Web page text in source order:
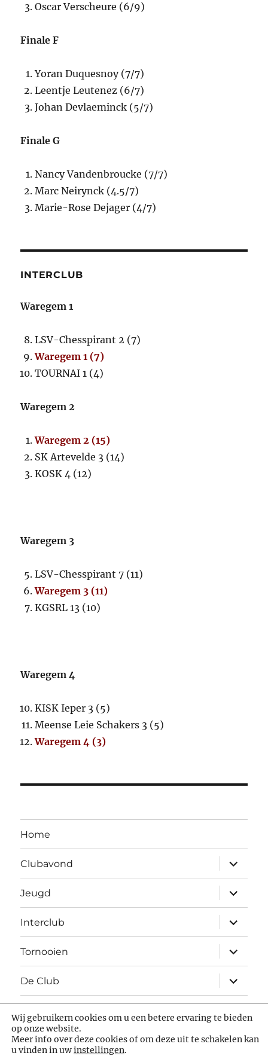
Oscar Verscheure (6/9)
Finale F
Yoran Duquesnoy (7/7)
Leentje Leutenez (6/7)
Johan Devlaeminck (5/7)
Finale G
Nancy Vandenbroucke (7/7)
Marc Neirynck (4.5/7)
Marie-Rose Dejager (4/7)
INTERCLUB
Waregem 1
LSV-Chesspirant 2 (7)
Waregem 1 (7)
TOURNAI 1 (4)
Waregem 2
Waregem 2 (15)
SK Artevelde 3 (14)
KOSK 4 (12)
Waregem 3
LSV-Chesspirant 7 (11)
Waregem 3 (11)
KGSRL 13 (10)
Waregem 4
KISK Ieper 3 (5)
Meense Leie Schakers 3 (5)
Waregem 4 (3)
Home
Clubavond
Open
Jeugd
Open
Interclub
Open
Tornooien
Open
De Club
Open
Facebookchess.com
Luctor et Emergo Statuten
Wij gebruikern cookies om u een betere ervaring te bieden
op onze website.
Meer info over deze cookies of om deze uit te schakelen kan
u vinden in uwinstellingen.